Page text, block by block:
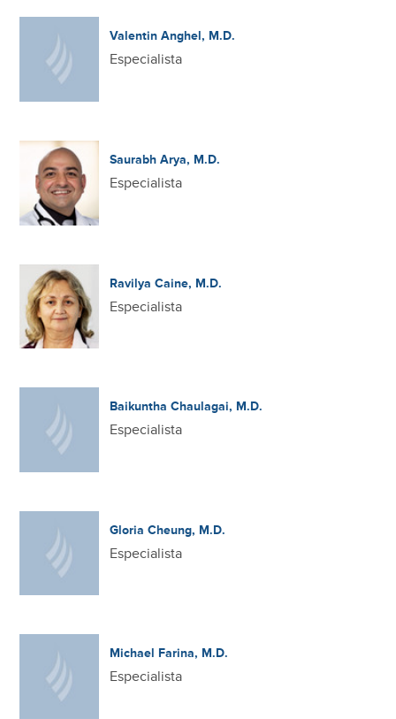
Valentin Anghel, M.D.
Especialista
Saurabh Arya, M.D.
Especialista
Ravilya Caine, M.D.
Especialista
Baikuntha Chaulagai, M.D.
Especialista
Gloria Cheung, M.D.
Especialista
Michael Farina, M.D.
Especialista